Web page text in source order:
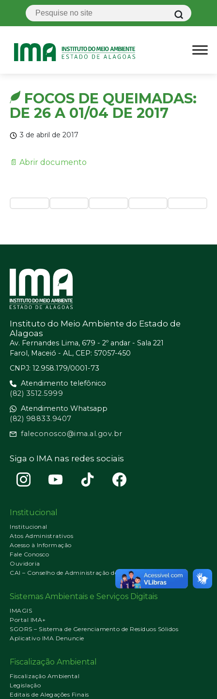
FOCOS DE QUEIMADAS:
DE 26 A 01/04 DE 2017
3 de abril de 2017
📄 Abrir documento
Instituto do Meio Ambiente do Estado de
Alagoas
Av. Fernandes Lima, 679 - 2º andar - Sala 221
Farol, Maceió - AL, CEP: 57057-450
CNPJ: 12.958.179/0001-73
Atendimento telefônico
(82) 3512.5999
Atendimento Whatsapp
(82) 98833.9407
faleconosco@ima.al.gov.br
Siga o IMA nas redes sociais
Institucional
Institucional
Atos Administrativos
Acesso à Informação
Fale Conosco
Ouvidoria
CAI – Conselho de Administração do IMA
Sistemas Ambientais e Serviços Digitais
IMAGIS
Portal IMA+
SGORS – Sistema de Gerenciamento de Resíduos Sólidos
Aplicativo IMA Denuncie
Fiscalização Ambiental
Fiscalização Ambiental
Legislação
Editais de Alegações Finais